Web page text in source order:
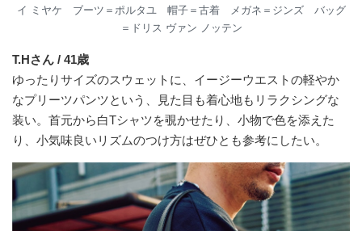
イ ミヤケ ブーツ＝ポルタユ 帽子＝古着 メガネ＝ジンズ バッグ
＝ドリス ヴァン ノッテン
T.Hさん / 41歳
ゆったりサイズのスウェットに、イージーウエストの軽やか
なプリーツパンツという、見た目も着心地もリラクシングな
装い。首元から白Tシャツを覗かせたり、小物で色を添えた
り、小気味良いリズムのつけ方はぜひとも参考にしたい。